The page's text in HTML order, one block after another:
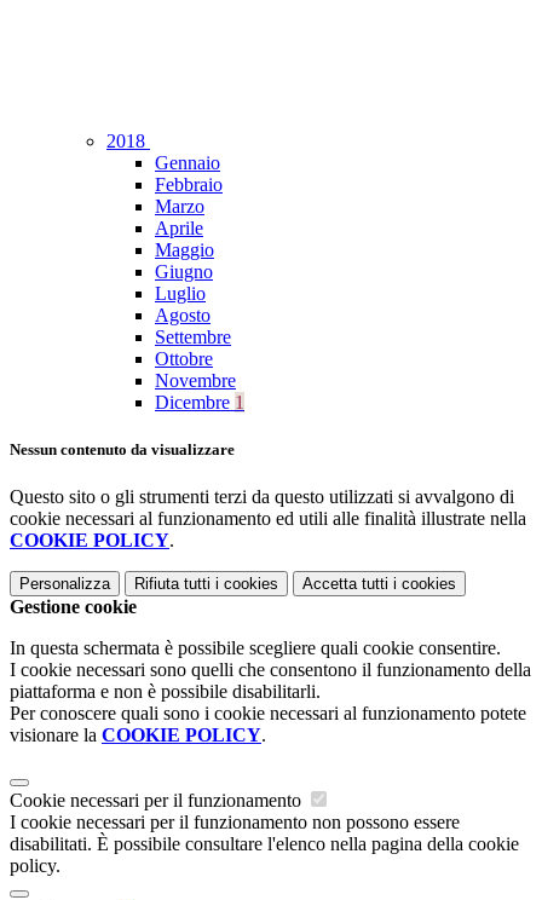
2018
Gennaio
Febbraio
Marzo
Aprile
Maggio
Giugno
Luglio
Agosto
Settembre
Ottobre
Novembre
Dicembre 1
Nessun contenuto da visualizzare
Questo sito o gli strumenti terzi da questo utilizzati si avvalgono di
cookie necessari al funzionamento ed utili alle finalità illustrate nella
COOKIE POLICY.
Personalizza Rifiuta tutti i cookies Accetta tutti i cookies
Gestione cookie
In questa schermata è possibile scegliere quali cookie consentire.
I cookie necessari sono quelli che consentono il funzionamento della
piattaforma e non è possibile disabilitarli.
Per conoscere quali sono i cookie necessari al funzionamento potete
visionare la COOKIE POLICY.
Cookie necessari per il funzionamento
I cookie necessari per il funzionamento non possono essere
disabilitati. È possibile consultare l'elenco nella pagina della cookie
policy.